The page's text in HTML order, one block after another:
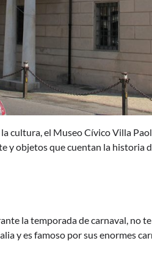
cultura, el Museo Cívico Villa
y objetos que cuentan la historia
la temporada de carnaval, no
y es famoso por sus enormes